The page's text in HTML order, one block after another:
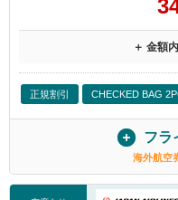
＋ 金額
正規割引 CHECKED BAG
フラ
海外航空